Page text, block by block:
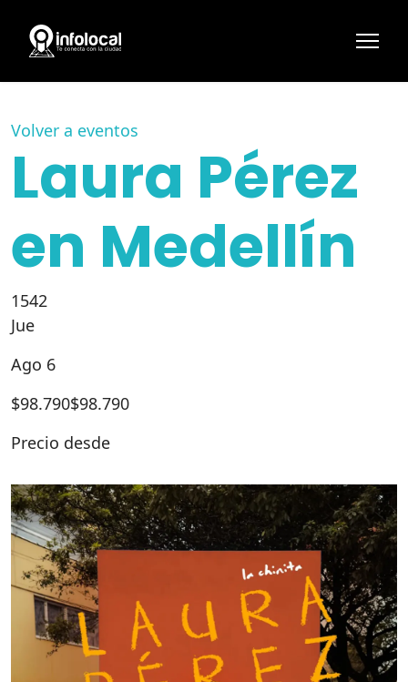
Volver a eventos
Laura Pérez
en Medellín
1542
Jue
Ago 6
$98.790$98.790
Precio desde